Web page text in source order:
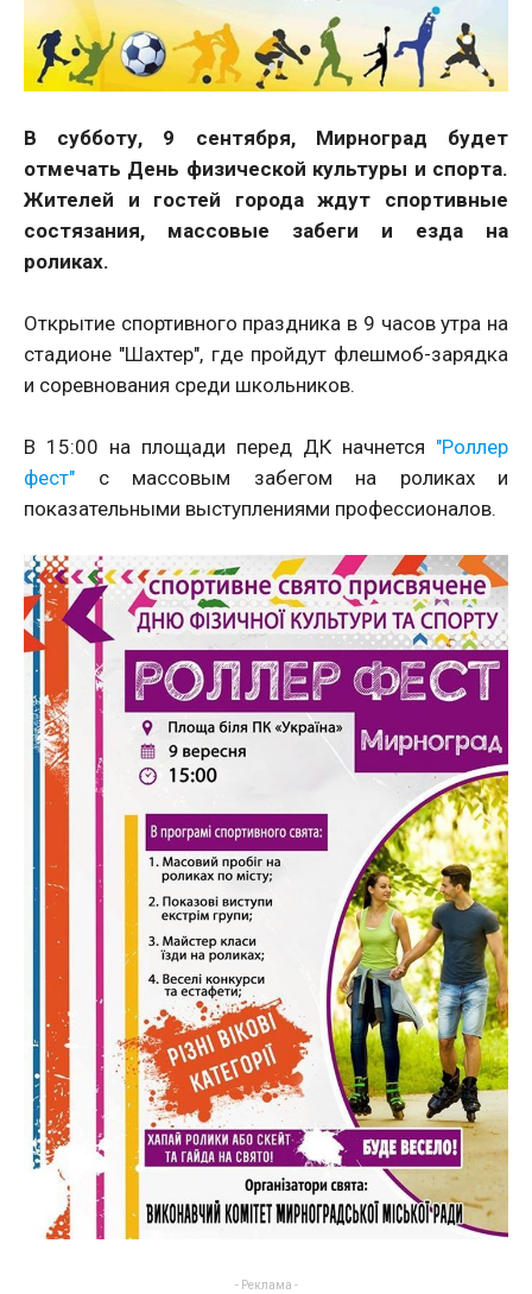
В субботу, 9 сентября, Мирноград будет
отмечать День физической культуры и спорта.
Жителей и гостей города ждут спортивные
состязания, массовые забеги и езда на
роликах.
Открытие спортивного праздника в 9 часов утра на
стадионе "Шахтер", где пройдут флешмоб-зарядка
и соревнования среди школьников.
В 15:00 на площади перед ДК начнется "Роллер
фест" с массовым забегом на роликах и
показательными выступлениями профессионалов.
- Реклама -